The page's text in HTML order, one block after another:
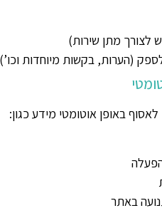
לצורך מתן שירות)
(הערות, בקשות מיוחדות וכו’)
באופן אוטומטי מידע כגון:
באתר